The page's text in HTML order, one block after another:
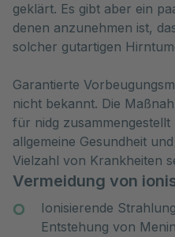
geklärt. Es gibt aber ein
denen anzunehmen ist,
solcher gutartigen
Garantierte
nicht bekannt. Die
für nidg
allgemeine Gesundheit
Vielzahl von Krankheiten
Vermeidung von
Ionisierende
Entstehung von